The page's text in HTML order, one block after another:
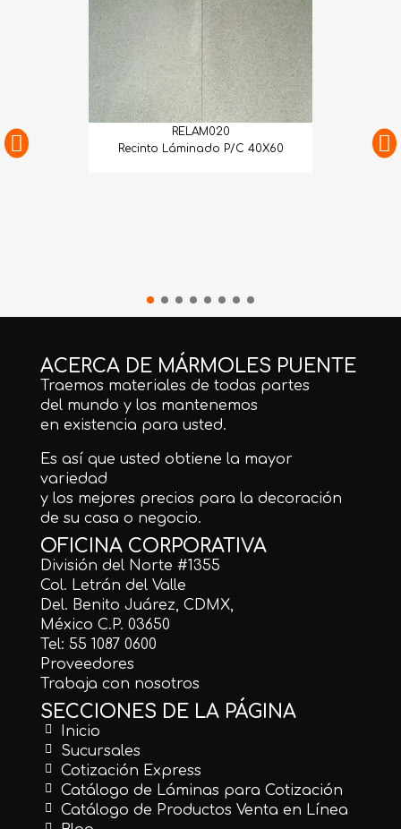
RELAM020
Recinto Láminado P/C 40X60
ACERCA DE MÁRMOLES PUENTE
Traemos materiales de todas partes
del mundo y los mantenemos
en existencia para usted.
Es así que usted obtiene la mayor
variedad
y los mejores precios para la decoración
de su casa o negocio.
OFICINA CORPORATIVA
División del Norte #1355
Col. Letrán del Valle
Del. Benito Juárez, CDMX,
México C.P. 03650
Tel: 55 1087 0600
Proveedores
Trabaja con nosotros
SECCIONES DE LA PÁGINA
Inicio
Sucursales
Cotización Express
Catálogo de Láminas para Cotización
Catálogo de Productos Venta en Línea